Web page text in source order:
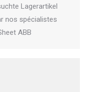
Lagerartikel
nos spécialistes
ABB